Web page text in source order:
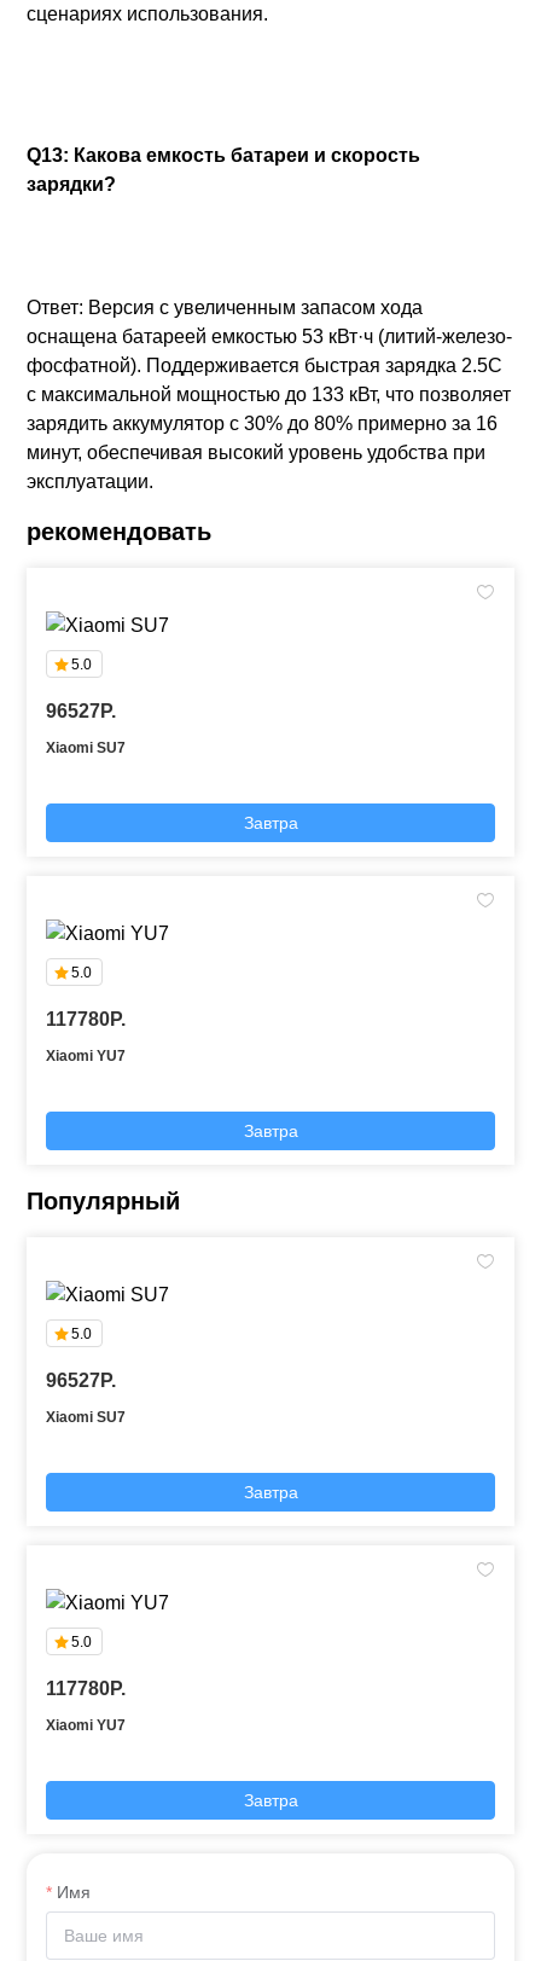
сценариях использования.
Q13: Какова емкость батареи и скорость
зарядки?
Ответ: Версия с увеличенным запасом хода
оснащена батареей емкостью 53 кВт·ч (литий-железо-
фосфатной). Поддерживается быстрая зарядка 2.5C
с максимальной мощностью до 133 кВт, что позволяет
зарядить аккумулятор с 30% до 80% примерно за 16
минут, обеспечивая высокий уровень удобства при
эксплуатации.
рекомендовать
5.0
96527P.
Xiaomi SU7
Завтра
5.0
117780P.
Xiaomi YU7
Завтра
Популярный
5.0
96527P.
Xiaomi SU7
Завтра
5.0
117780P.
Xiaomi YU7
Завтра
Имя